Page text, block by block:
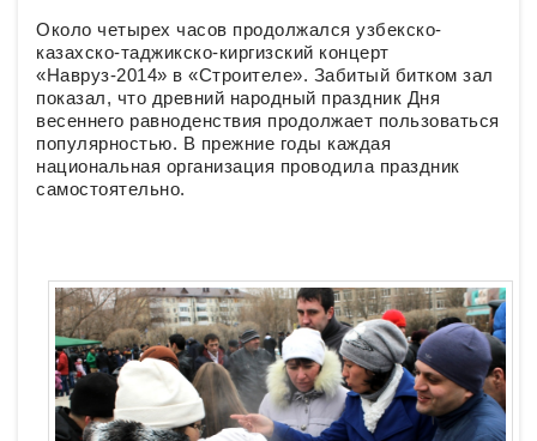
Около четырех часов продолжался узбекско-
казахско-таджикско-киргизский концерт
«Навруз-2014» в «Строителе». Забитый битком зал
показал, что древний народный праздник Дня
весеннего равноденствия продолжает пользоваться
популярностью. В прежние годы каждая
национальная организация проводила праздник
самостоятельно.